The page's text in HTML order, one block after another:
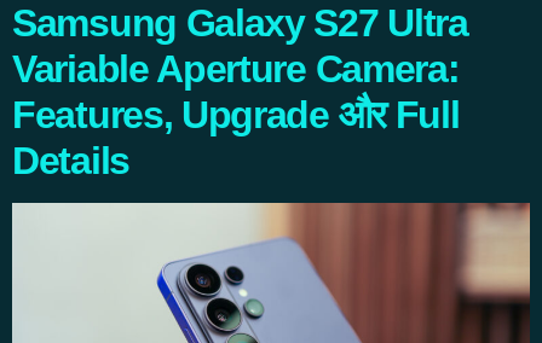
Samsung Galaxy S27 Ultra
Variable Aperture Camera:
Features, Upgrade और Full
Details